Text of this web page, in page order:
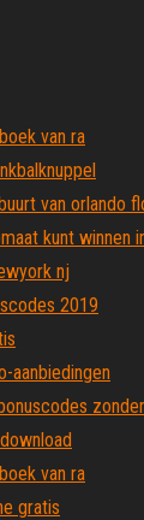
van ra
van orlando
kunt winnen
nj
2019
aanbiedingen
van ra
gratis